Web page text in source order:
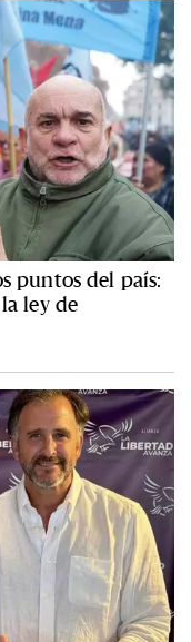
puntos del país:
ley de